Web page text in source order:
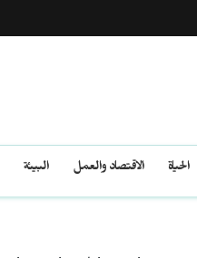
الحياة الاقتصاد والعمل البيئة